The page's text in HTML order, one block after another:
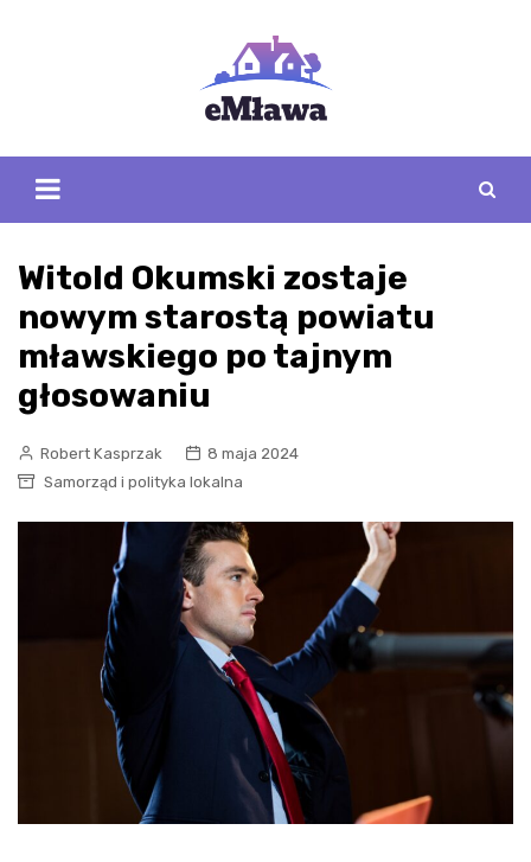
Witold Okumski zostaje
nowym starostą powiatu
mławskiego po tajnym
głosowaniu
Robert Kasprzak
8 maja 2024
Samorząd i polityka lokalna